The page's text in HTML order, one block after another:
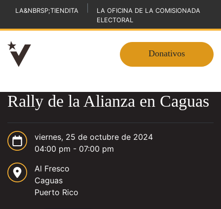
LA&NBRSP;TIENDITA
LA OFICINA DE LA COMISIONADA
ELECTORAL
Donativos
Rally de la Alianza en Caguas
viernes, 25 de octubre de 2024
04:00 pm - 07:00 pm
Al Fresco
Caguas
Puerto Rico